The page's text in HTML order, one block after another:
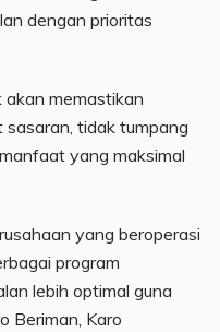
dengan prioritas
akan memastikan
tidak tumpang
yang maksimal
yang beroperasi
program
lebih optimal guna
Beriman, Karo